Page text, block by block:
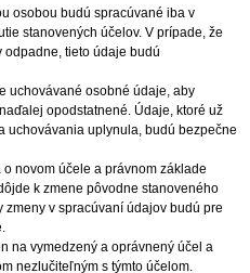
osobou budú spracúvané iba v
stanovených účelov. V prípade, že
tieto údaje budú
uchovávané osobné údaje, aby
opodstatnené. Údaje, ktoré už
uchovávania uplynula, budú bezpečne
novom účele a právnom základe
k zmene pôvodne stanoveného
zmeny v spracúvaní údajov budú pre
na vymedzený a oprávnený účel a
nezlučiteľným s týmto účelom.